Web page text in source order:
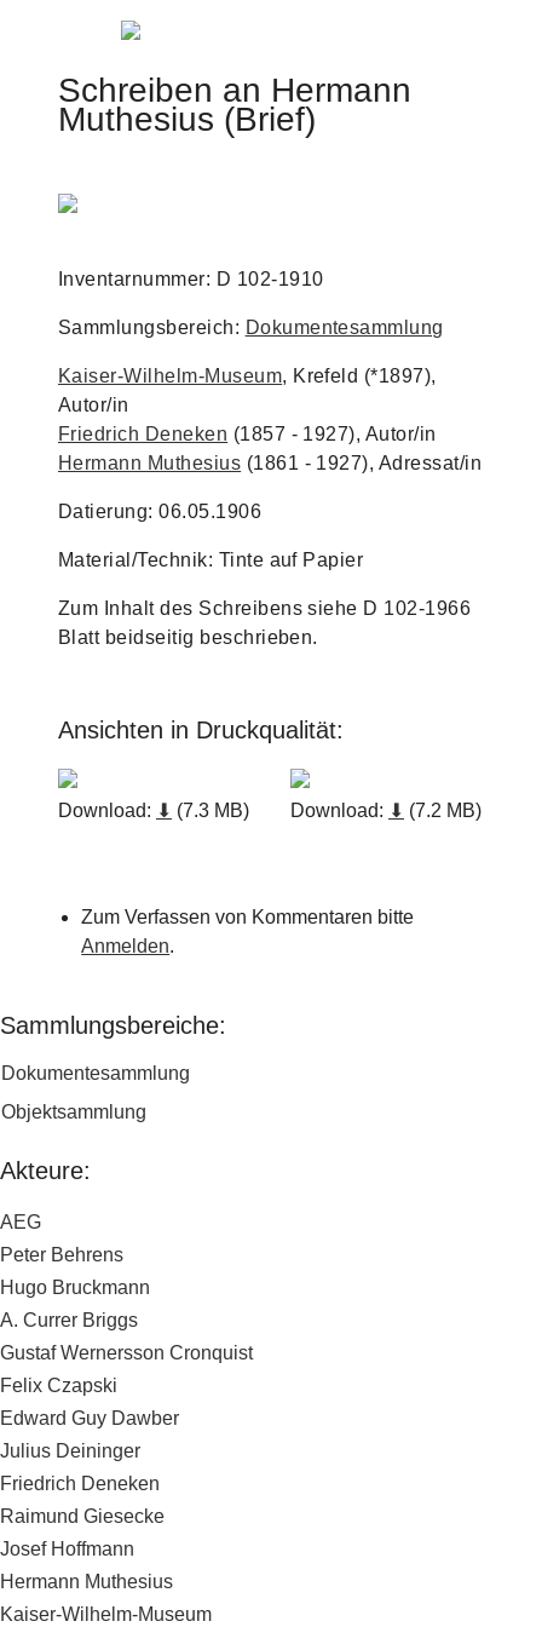
Jump to navigation
Schreiben an Hermann
Muthesius (Brief)
Inventarnummer: D 102-1910
Sammlungsbereich: Dokumentesammlung
Kaiser-Wilhelm-Museum, Krefeld (*1897),
Autor/in
Friedrich Deneken (1857 - 1927), Autor/in
Hermann Muthesius (1861 - 1927), Adressat/in
Datierung: 06.05.1906
Material/Technik: Tinte auf Papier
Zum Inhalt des Schreibens siehe D 102-1966
Blatt beidseitig beschrieben.
Ansichten in Druckqualität:
Download: ⬇ (7.3 MB) Download: ⬇ (7.2 MB)
Zum Verfassen von Kommentaren bitte
Anmelden.
Sammlungsbereiche:
Dokumentesammlung
Objektsammlung
Akteure:
AEG
Peter Behrens
Hugo Bruckmann
A. Currer Briggs
Gustaf Wernersson Cronquist
Felix Czapski
Edward Guy Dawber
Julius Deininger
Friedrich Deneken
Raimund Giesecke
Josef Hoffmann
Hermann Muthesius
Kaiser-Wilhelm-Museum